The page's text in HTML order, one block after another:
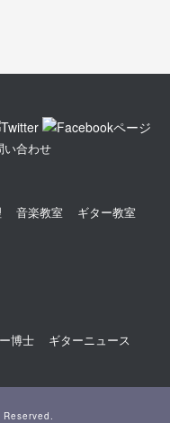
い合わせ
音楽教室 ギター教室
博士
ギターニュース